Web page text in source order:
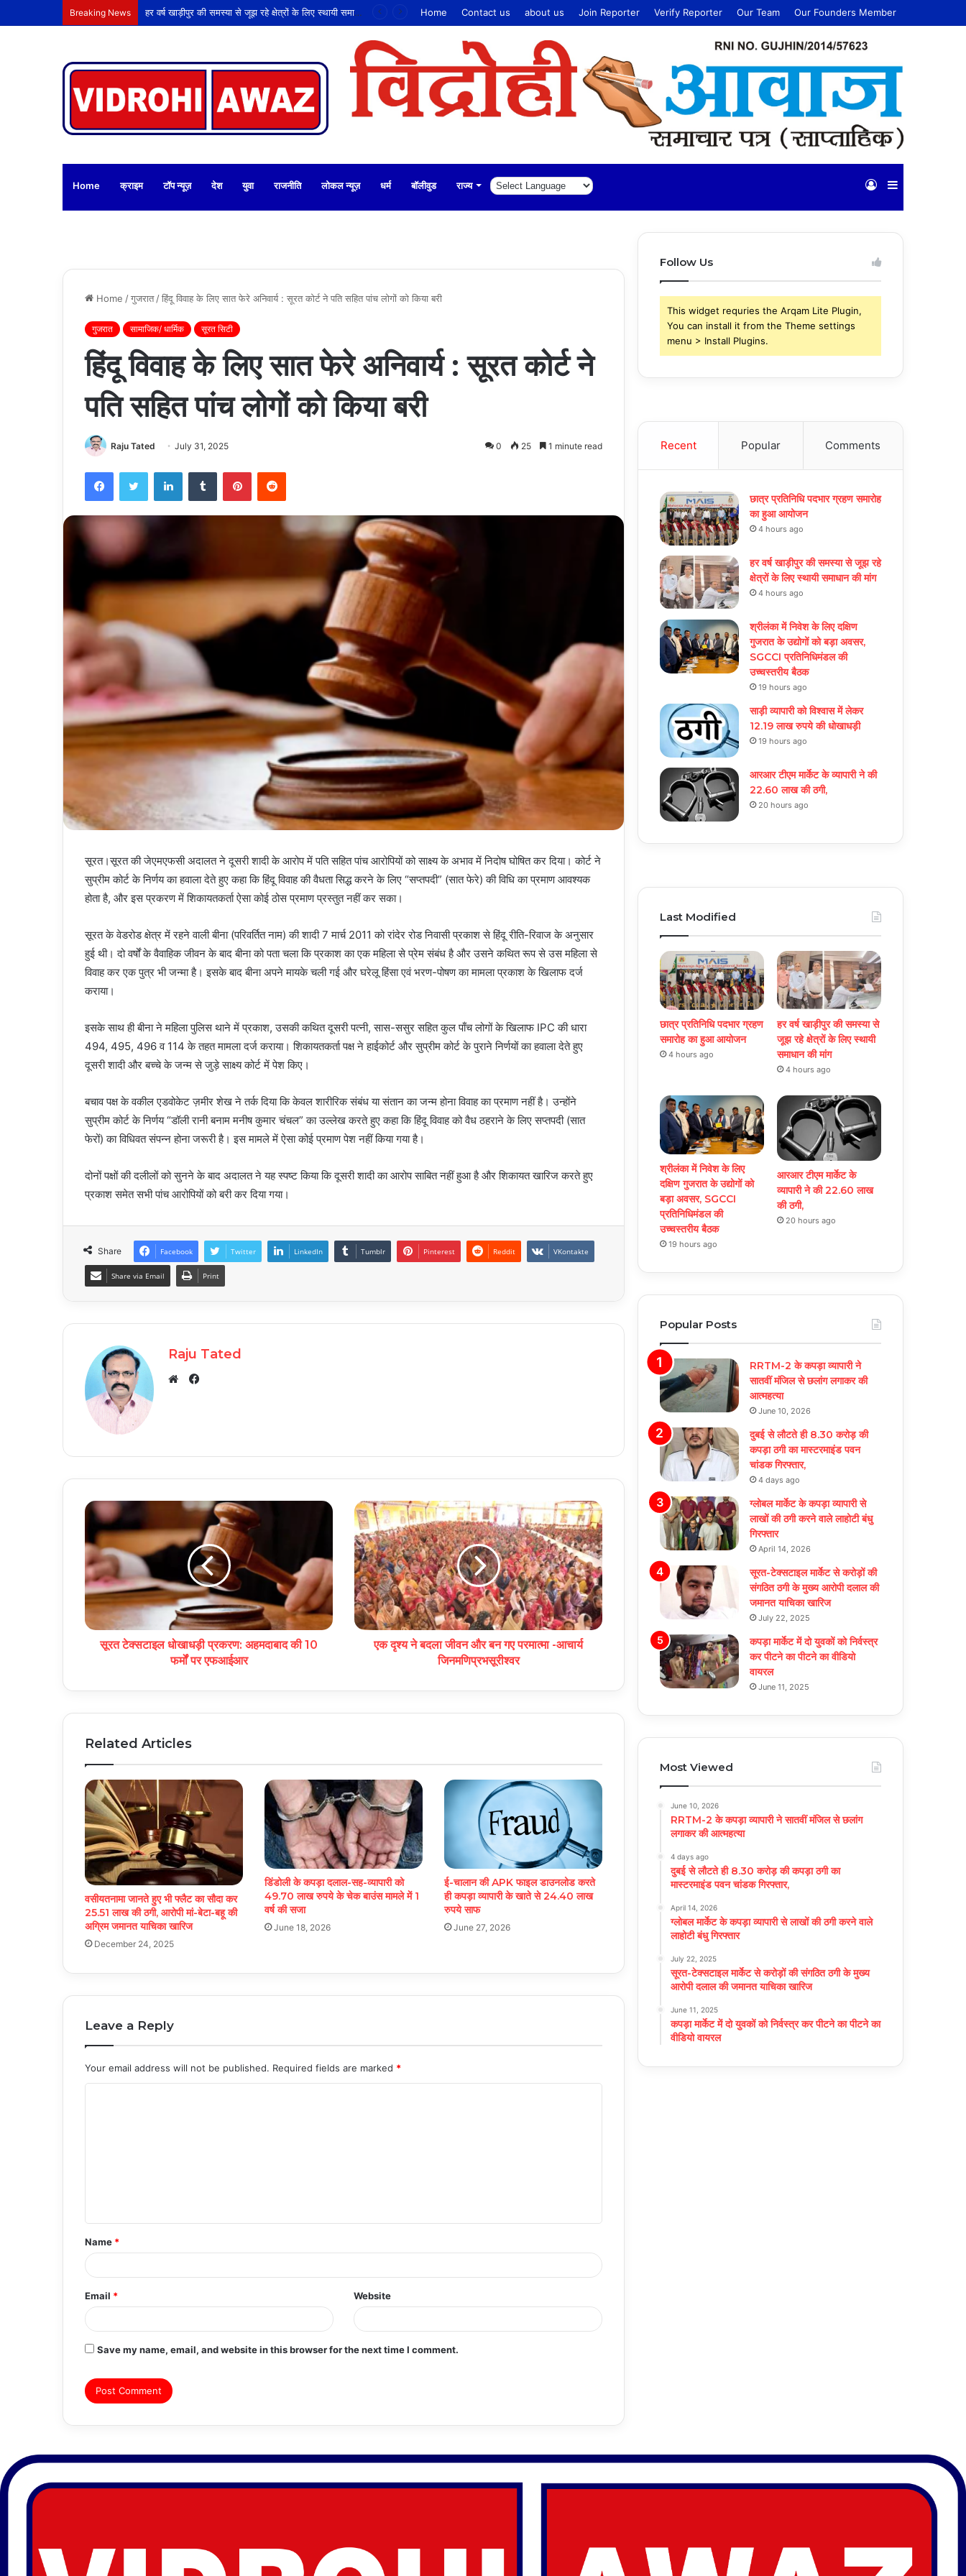
Breaking News हर वर्ष खाड़ीपुर की समस्या से जूझ रहे क्षेत्रों के लिए स्थायी समाधान की मांग Home Contact us about us Join Reporter Verify Reporter Our Team Our Founders Member
Home क्राइम टॉप न्यूज़ देश युवा राजनीति लोकल न्यूज़ धर्म बॉलीवुड राज्य Sidebar
Log
Home /गुजरात/हिंदू विवाह के लिए सात फेरे अनिवार्य : सूरत कोर्ट ने पति सहित पांच लोगों को किया बरी
गुजरात सामाजिक/ धार्मिक सूरत सिटी
हिंदू विवाह के लिए सात फेरे अनिवार्य : सूरत कोर्ट ने
पति सहित पांच लोगों को किया बरी
Raju Tated July 31, 2025 0 25 1 minute read
FacebookTwitter LinkedInTumblr PinterestReddit
सूरत।सूरत की जेएमएफसी अदालत ने दूसरी शादी के आरोप में पति सहित पांच आरोपियों को साक्ष्य के अभाव में निदोष घोषित कर दिया। कोर्ट ने
सुप्रीम कोर्ट के निर्णय का हवाला देते हुए कहा कि हिंदू विवाह की वैधता सिद्ध करने के लिए “सप्तपदी” (सात फेरे) की विधि का प्रमाण आवश्यक
होता है, और इस प्रकरण में शिकायतकर्ता ऐसा कोई ठोस प्रमाण प्रस्तुत नहीं कर सका।
सूरत के वेडरोड क्षेत्र में रहने वाली बीना (परिवर्तित नाम) की शादी 7 मार्च 2011 को रांदेर रोड निवासी प्रकाश से हिंदू रीति-रिवाज के अनुसार
हुई थी। दो वर्षों के वैवाहिक जीवन के बाद बीना को पता चला कि प्रकाश का एक महिला से प्रेम संबंध है और उसने कथित रूप से उस महिला से
विवाह कर एक पुत्र भी जन्मा है। इसके बाद बीना अपने मायके चली गई और घरेलू हिंसा एवं भरण-पोषण का मामला प्रकाश के खिलाफ दर्ज
कराया।
इसके साथ ही बीना ने महिला पुलिस थाने में प्रकाश, उसकी कथित दूसरी पत्नी, सास-ससुर सहित कुल पाँच लोगों के खिलाफ IPC की धारा
494, 495, 496 व 114 के तहत मामला दर्ज कराया। शिकायतकर्ता पक्ष ने हाईकोर्ट और सुप्रीम कोर्ट के पुराने निर्णयों का हवाला देते हुए
दूसरी शादी और बच्चे के जन्म से जुड़े साक्ष्य कोर्ट में पेश किए।
बचाव पक्ष के वकील एडवोकेट ज़मीर शेख ने तर्क दिया कि केवल शारीरिक संबंध या संतान का जन्म होना विवाह का प्रमाण नहीं है। उन्होंने
सुप्रीम कोर्ट के निर्णय “डॉली रानी बनाम मनीष कुमार चंचल” का उल्लेख करते हुए कहा कि हिंदू विवाह को वैध ठहराने के लिए सप्तपदी (सात
फेरों) का विधिवत संपन्न होना जरूरी है। इस मामले में ऐसा कोई प्रमाण पेश नहीं किया गया है।
दोनों पक्षों की दलीलों को सुनने के बाद अदालत ने यह स्पष्ट किया कि दूसरी शादी का आरोप साबित नहीं हुआ है और शिकायत खारिज करते हुए
प्रकाश समेत सभी पांच आरोपियों को बरी कर दिया गया।
Share Facebook Twitter LinkedIn Tumblr Pinterest Reddit VKontakte
Share via Email Print
Raju Tated
Facebook
सूरत टेक्सटाइल धोखाधड़ी प्रकरण: अहमदाबाद की 10
फर्मों पर एफआईआर
एक दृश्य ने बदला जीवन और बन गए परमात्मा -आचार्य
जिनमणिप्रभसूरीश्वर
Related Articles
वसीयतनामा जानते हुए भी फ्लैट का सौदा कर
25.51 लाख की ठगी, आरोपी मां-बेटा-बहू की
अग्रिम जमानत याचिका खारिज
December 24, 2025
डिंडोली के कपड़ा दलाल-सह-व्यापारी को
49.70 लाख रुपये के चेक बाउंस मामले में 1
वर्ष की सजा
June 18, 2026
ई-चालान की APK फाइल डाउनलोड करते
ही कपड़ा व्यापारी के खाते से 24.40 लाख
रुपये साफ
June 27, 2026
Leave a Reply
Your email address will not be published. Required fields are marked *
t
*
Name *
Email * Website
Save my name, email, and website in this browser for the next time I comment.
Follow Us
This widget requries the Arqam Lite Plugin,
You can install it from the Theme settings
menu > Install Plugins.
Recent Popular Comments
छात्र प्रतिनिधि पदभार ग्रहण समारोह
का हुआ आयोजन
4 hours ago
हर वर्ष खाड़ीपुर की समस्या से जूझ रहे
क्षेत्रों के लिए स्थायी समाधान की मांग
4 hours ago
श्रीलंका में निवेश के लिए दक्षिण
गुजरात के उद्योगों को बड़ा अवसर,
SGCCI प्रतिनिधिमंडल की
उच्चस्तरीय बैठक
19 hours ago
साड़ी व्यापारी को विश्वास में लेकर
12.19 लाख रुपये की धोखाधड़ी
19 hours ago
आरआर टीएम मार्केट के व्यापारी ने की
22.60 लाख की ठगी,
20 hours ago
Last Modified
छात्र प्रतिनिधि पदभार ग्रहण
समारोह का हुआ आयोजन
4 hours ago
हर वर्ष खाड़ीपुर की समस्या से
जूझ रहे क्षेत्रों के लिए स्थायी
समाधान की मांग
4 hours ago
श्रीलंका में निवेश के लिए
दक्षिण गुजरात के उद्योगों को
बड़ा अवसर, SGCCI
प्रतिनिधिमंडल की
उच्चस्तरीय बैठक
19 hours ago
आरआर टीएम मार्केट के
व्यापारी ने की 22.60 लाख
की ठगी,
20 hours ago
Popular Posts
RRTM-2 के कपड़ा व्यापारी ने
सातवीं मंजिल से छलांग लगाकर की
आत्महत्या
June 10, 2026
दुबई से लौटते ही 8.30 करोड़ की
कपड़ा ठगी का मास्टरमाइंड पवन
चांडक गिरफ्तार,
4 days ago
ग्लोबल मार्केट के कपड़ा व्यापारी से
लाखों की ठगी करने वाले लाहोटी बंधु
गिरफ्तार
April 14, 2026
सूरत-टेक्सटाइल मार्केट से करोड़ों की
संगठित ठगी के मुख्य आरोपी दलाल की
जमानत याचिका खारिज
July 22, 2025
कपड़ा मार्केट में दो युवकों को निर्वस्त्र
कर पीटने का पीटने का वीडियो
वायरल
June 11, 2025
Most Viewed
June 10, 2026
RRTM-2 के कपड़ा व्यापारी ने सातवीं मंजिल से छलांग
लगाकर की आत्महत्या
4 days ago
दुबई से लौटते ही 8.30 करोड़ की कपड़ा ठगी का
मास्टरमाइंड पवन चांडक गिरफ्तार,
April 14, 2026
ग्लोबल मार्केट के कपड़ा व्यापारी से लाखों की ठगी करने वाले
लाहोटी बंधु गिरफ्तार
July 22, 2025
सूरत-टेक्सटाइल मार्केट से करोड़ों की संगठित ठगी के मुख्य
आरोपी दलाल की जमानत याचिका खारिज
June 11, 2025
कपड़ा मार्केट में दो युवकों को निर्वस्त्र कर पीटने का पीटने का
वीडियो वायरल